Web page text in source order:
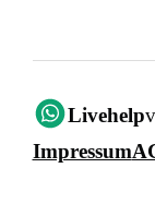
Livehelp
Impressum